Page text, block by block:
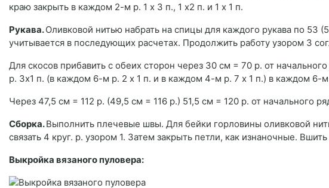
краю закрыть в каждом 2-м р. 1 х 3 п., 1 х2 п. и 1 x 1 п.
Рукава.Оливковой нитью набрать на спицы для каждого рукава по 53
учитывается в последующих расчетах. Продолжить работу узором 3
Для скосов прибавить с обеих сторон через 30 см = 70 р. от
р. 3x1 п. (в каждом 6-м р. 2 х 1 п. и в каждом 4-м р. 7 х 1 п.) в каждом 6-
Через 47,5 см = 112 р. (49,5 см = 116 р.) 51,5 см = 120 р. от начального
Сборка.Выполнить плечевые швы. Для бейки горловины оливковой
связать 4 круг. р. узором 1. Затем закрыть петли, как изнаночные.
Выкройка вязаного пуловера: